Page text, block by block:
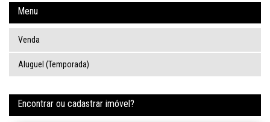
Menu
Venda
Aluguel (Temporada)
Encontrar ou cadastrar imóvel?